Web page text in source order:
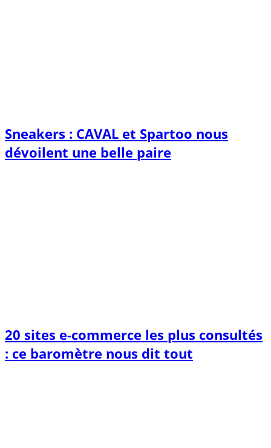
Sneakers : CAVAL et Spartoo nous
dévoilent une belle paire
20 sites e-commerce les plus consultés
: ce baromètre nous dit tout